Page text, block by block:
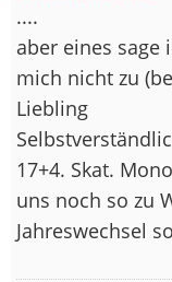
....
aber eines sage
mich nicht zu
Liebling
17+4. Skat.
uns noch so zu
Jahreswechsel